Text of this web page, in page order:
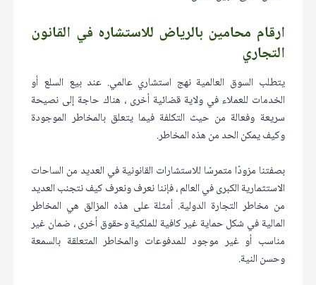
ارقام محامين بالرياض للاستشاره في القانون
التجاري
يتطلب السوق العالمية نهج استشاري عالمي. عند بيع السلع أو
الخدمات للعملاء في ولاية قضائية أخرى ، هناك حاجة إلى نصيحة
سريعة وفعالة من حيث التكلفة فيما يتعلق بالمخاطر الموجودة
وكيف يمكن الحد من هذه المخاطر.
بصفتنا مزودًا متمرسًا للاستشارات القانونية في العديد من الساحات
الاستثمارية الكبرى في العالم ، فإننا نعرف ونعرف كيف نتجنب العديد
من مخاطر التجارة الدولية. أمثلة على هذه المزالق هي المخاطر
المالية في شكل حماية غير كافية للملكية وحقوق أخرى ، ضمان غير
مناسب أو غير موجود للمدفوعات والمخاطر المتعلقة بالسمعة
وحسن النية.